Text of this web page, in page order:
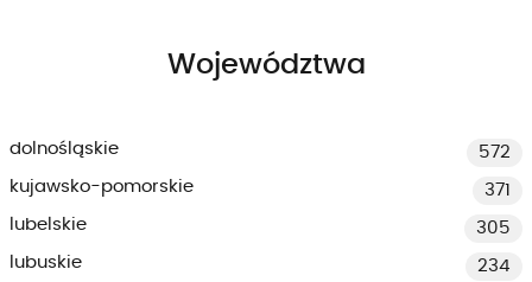
Województwa
dolnośląskie
572
kujawsko-pomorskie
371
lubelskie
305
lubuskie
234